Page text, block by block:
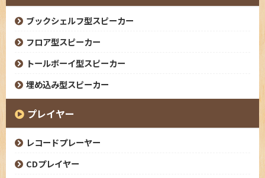
ブックシェルフ型スピーカー
フロア型スピーカー
トールボーイ型スピーカー
埋め込み型スピーカー
プレイヤー
レコードプレーヤー
CDプレイヤー